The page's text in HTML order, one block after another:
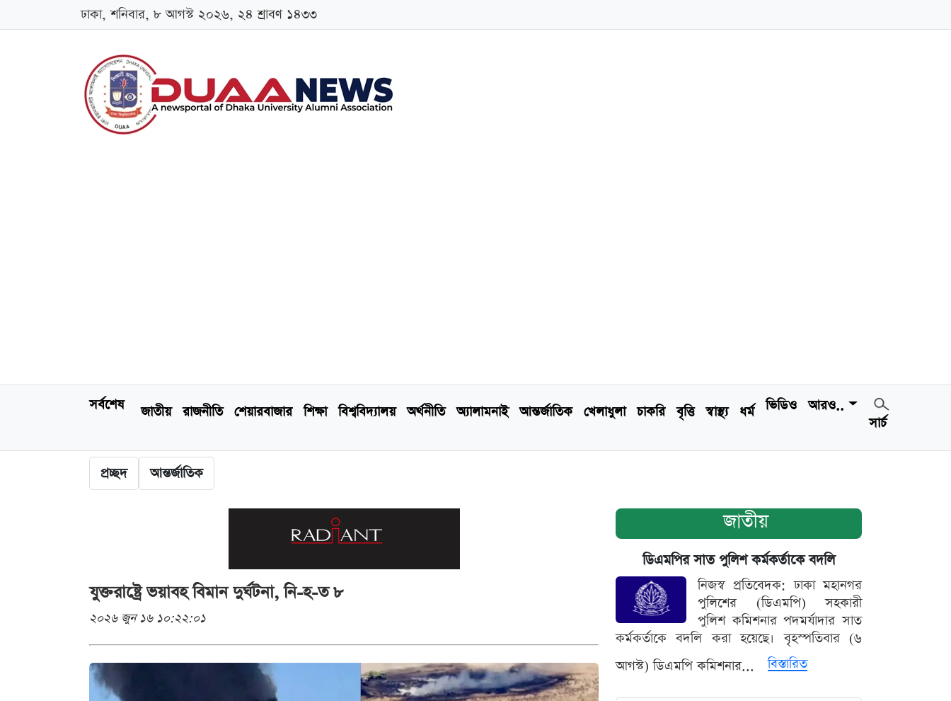
ঢাকা, শনিবার, ৮ আগস্ট ২০২৬, ২৪ শ্রাবণ ১৪৩৩
সর্বশেষ জাতীয় রাজনীতি শেয়ারবাজার শিক্ষা বিশ্ববিদ্যালয় অর্থনীতি অ্যালামনাই আন্তর্জাতিক খেলাধুলা চাকরি বৃত্তি স্বাস্থ্য ধর্ম ভিডিও
আরও..
সার্চ
প্রচ্ছদ আন্তর্জাতিক
যুক্তরাষ্ট্রে ভয়াবহ বিমান দুর্ঘটনা, নি-হ-ত ৮
২০২৬ জুন ১৬ ১০:২২:০১
জাতীয়
ডিএমপির সাত পুলিশ কর্মকর্তাকে বদলি
নিজস্ব প্রতিবেদক: ঢাকা মহানগর
পুলিশের (ডিএমপি) সহকারী
পুলিশ কমিশনার পদমর্যাদার সাত
কর্মকর্তাকে বদলি করা হয়েছে। বৃহস্পতিবার (৬
আগস্ট) ডিএমপি কমিশনার...
বিস্তারিত